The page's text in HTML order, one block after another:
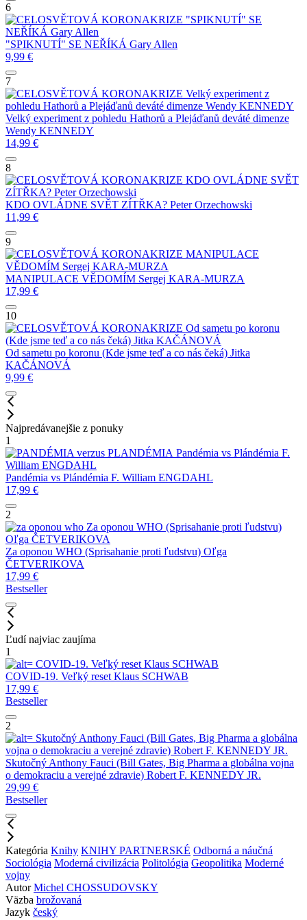
6
"SPIKNUTÍ" SE
NEŘÍKÁ Gary Allen
"SPIKNUTÍ" SE NEŘÍKÁ Gary Allen
9,99 €
7
Velký experiment z
pohledu Hathorů a Plejáďanů deváté dimenze Wendy KENNEDY
Velký experiment z pohledu Hathorů a Plejáďanů deváté dimenze
Wendy KENNEDY
14,99 €
8
KDO OVLÁDNE SVĚT
ZÍTŘKA? Peter Orzechowski
KDO OVLÁDNE SVĚT ZÍTŘKA? Peter Orzechowski
11,99 €
9
MANIPULACE
VĚDOMÍM Sergej KARA-MURZA
MANIPULACE VĚDOMÍM Sergej KARA-MURZA
17,99 €
10
Od sametu po koronu
(Kde jsme teď a co nás čeká) Jitka KAČÁNOVÁ
Od sametu po koronu (Kde jsme teď a co nás čeká) Jitka
KAČÁNOVÁ
9,99 €
Najpredávanejšie z ponuky
1
Pandémia vs Plándémia F.
William ENGDAHL
Pandémia vs Plándémia F. William ENGDAHL
17,99 €
2
Za oponou WHO (Sprisahanie proti ľudstvu)
Oľga ČETVERIKOVA
Za oponou WHO (Sprisahanie proti ľudstvu) Oľga
ČETVERIKOVA
17,99 €
Bestseller
Ľudí najviac zaujíma
1
COVID-19. Veľký reset Klaus SCHWAB
COVID-19. Veľký reset Klaus SCHWAB
17,99 €
Bestseller
2
Skutočný Anthony Fauci (Bill Gates, Big Pharma a globálna
vojna o demokraciu a verejné zdravie) Robert F. KENNEDY JR.
Skutočný Anthony Fauci (Bill Gates, Big Pharma a globálna vojna
o demokraciu a verejné zdravie) Robert F. KENNEDY JR.
29,99 €
Bestseller
Kategória Knihy KNIHY PARTNERSKÉ Odborná a náučná
Sociológia Moderná civilizácia Politológia Geopolitika Moderné
vojny
Autor Michel CHOSSUDOVSKY
Väzba brožovaná
Jazyk český